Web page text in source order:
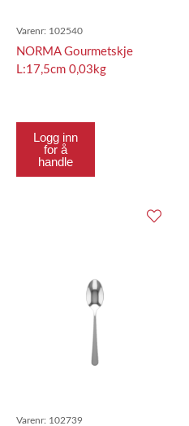
Varenr: 102540
NORMA Gourmetskje
L:17,5cm 0,03kg
Logg inn
for å
handle
Varenr: 102739